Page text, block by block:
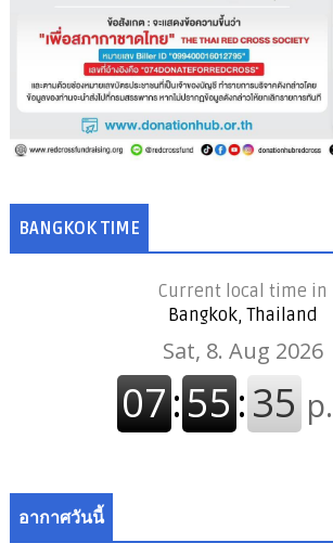
BANGKOK TIME
Current local time in
Bangkok, Thailand
อากาศวันนี้